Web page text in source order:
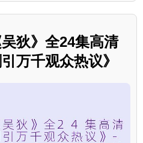
吴狄》全24集高清
万千观众热议》